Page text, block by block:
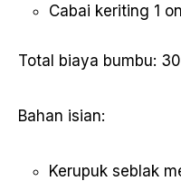
Cabai keriting 1
Total biaya bumbu:
Bahan isian:
Kerupuk seblak